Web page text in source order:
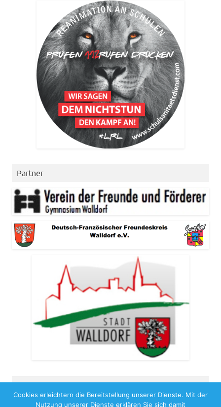
Partner
Copyright 2026
Cookies erleichtern die Bereitstellung unserer Dienste. Mit der
Nutzung unserer Dienste erklären Sie sich damit